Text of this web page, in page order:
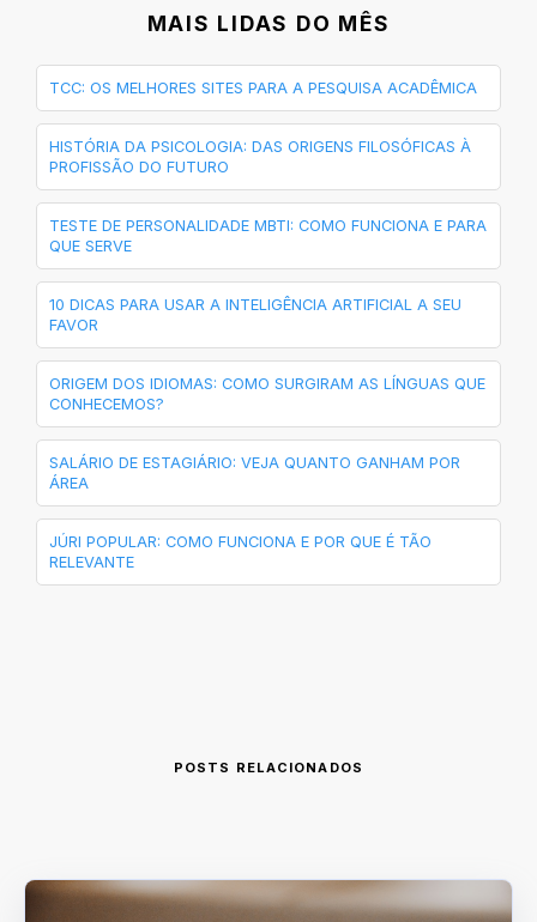
MAIS LIDAS DO MÊS
TCC: OS MELHORES SITES PARA A PESQUISA ACADÊMICA
HISTÓRIA DA PSICOLOGIA: DAS ORIGENS FILOSÓFICAS À
PROFISSÃO DO FUTURO
TESTE DE PERSONALIDADE MBTI: COMO FUNCIONA E PARA
QUE SERVE
10 DICAS PARA USAR A INTELIGÊNCIA ARTIFICIAL A SEU
FAVOR
ORIGEM DOS IDIOMAS: COMO SURGIRAM AS LÍNGUAS QUE
CONHECEMOS?
SALÁRIO DE ESTAGIÁRIO: VEJA QUANTO GANHAM POR
ÁREA
JÚRI POPULAR: COMO FUNCIONA E POR QUE É TÃO
RELEVANTE
POSTS RELACIONADOS